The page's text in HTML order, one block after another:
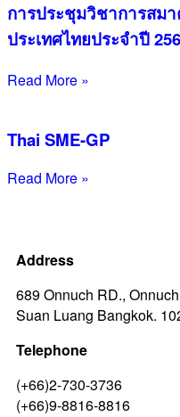
การประชุมวิชาการสม
ประเทศไทยประจำปี
Read More »
Thai SME-GP
Read More »
Address
689 Onnuch RD.,
Suan Luang Bangkok.
Telephone
(+66)2-730-3736
(+66)9-8816-8816